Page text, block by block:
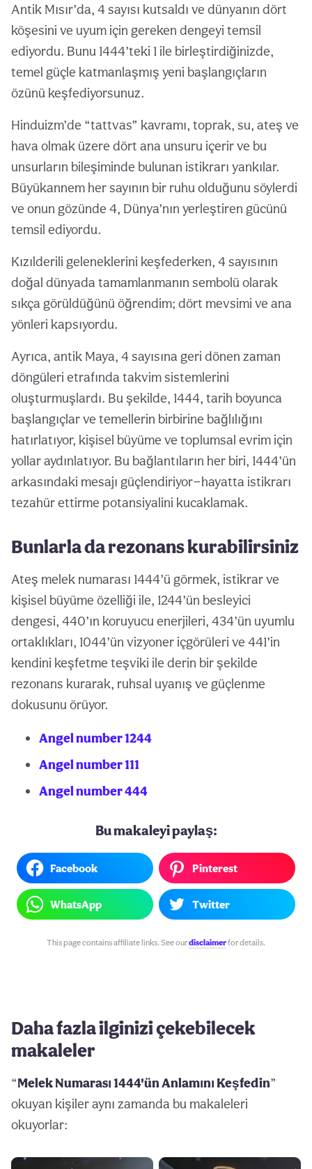
Antik Mısır’da, 4 sayısı kutsaldı ve dünyanın dört
köşesini ve uyum için gereken dengeyi temsil
ediyordu. Bunu 1444’teki 1 ile birleştirdiğinizde,
temel güçle katmanlaşmış yeni başlangıçların
özünü keşfediyorsunuz.
Hinduizm’de “tattvas” kavramı, toprak, su, ateş ve
hava olmak üzere dört ana unsuru içerir ve bu
unsurların bileşiminde bulunan istikrarı yankılar.
Büyükannem her sayının bir ruhu olduğunu söylerdi
ve onun gözünde 4, Dünya’nın yerleştiren gücünü
temsil ediyordu.
Kızılderili geleneklerini keşfederken, 4 sayısının
doğal dünyada tamamlanmanın sembolü olarak
sıkça görüldüğünü öğrendim; dört mevsimi ve ana
yönleri kapsıyordu.
Ayrıca, antik Maya, 4 sayısına geri dönen zaman
döngüleri etrafında takvim sistemlerini
oluşturmuşlardı. Bu şekilde, 1444, tarih boyunca
başlangıçlar ve temellerin birbirine bağlılığını
hatırlatıyor, kişisel büyüme ve toplumsal evrim için
yollar aydınlatıyor. Bu bağlantıların her biri, 1444’ün
arkasındaki mesajı güçlendiriyor—hayatta istikrarı
tezahür ettirme potansiyalini kucaklamak.
Bunlarla da rezonans kurabilirsiniz
Ateş melek numarası 1444’ü görmek, istikrar ve
kişisel büyüme özelliği ile, 1244’ün besleyici
dengesi, 440’ın koruyucu enerjileri, 434’ün uyumlu
ortaklıkları, 1044’ün vizyoner içgörüleri ve 441’in
kendini keşfetme teşviki ile derin bir şekilde
rezonans kurarak, ruhsal uyanış ve güçlenme
dokusunu örüyor.
Angel number 1244
Angel number 111
Angel number 444
Bu makaleyi paylaş:
Facebook Pinterest
WhatsApp Twitter
This page contains affiliate links. See ourdisclaimerfor details.
Daha fazla ilginizi çekebilecek
makaleler
“Melek Numarası 1444'ün Anlamını Keşfedin”
okuyan kişiler aynı zamanda bu makaleleri
okuyorlar: